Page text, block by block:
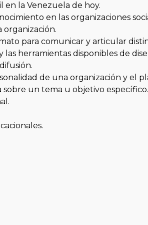
en la Venezuela de hoy.
en las organizaciones
organización.
para comunicar y articular
las herramientas disponibles de
de una organización y el
sobre un tema u objetivo específico.